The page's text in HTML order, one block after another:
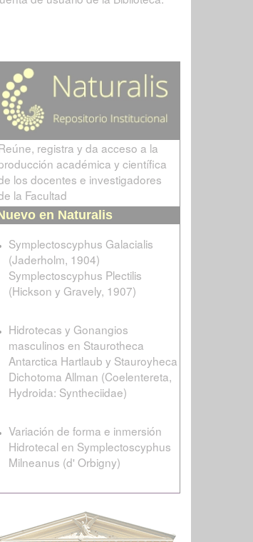
registra y da acceso a la
académica y científica
los docentes e investigadores
la Facultad
en Naturalis
Symplectoscyphus Galacialis
(Jaderholm, 1904)
Symplectoscyphus Plectilis
(Hickson y Gravely, 1907)
Hidrotecas y Gonangios
masculinos en Staurotheca
Antarctica Hartlaub y Stauroyheca
Dichotoma Allman (Coelentereta,
Hydroida: Syntheciidae)
Variación de forma e inmersión
Hidrotecal en Symplectoscyphus
Milneanus (d' Orbigny)